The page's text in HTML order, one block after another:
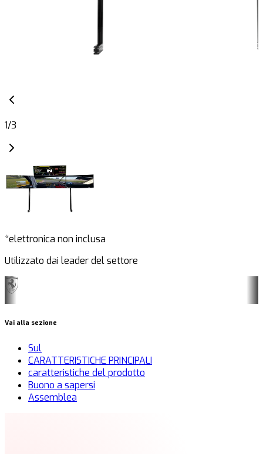
1/3
*elettronica non inclusa
Utilizzato dai leader del settore
Vai alla sezione
Sul
CARATTERISTICHE PRINCIPALI
caratteristiche del prodotto
Buono a sapersi
Assemblea